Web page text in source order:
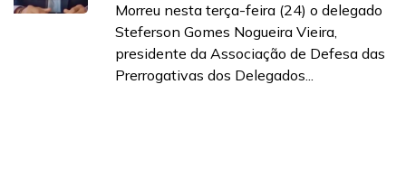
Morreu nesta terça-feira (24) o delegado
Steferson Gomes Nogueira Vieira,
presidente da Associação de Defesa das
Prerrogativas dos Delegados...